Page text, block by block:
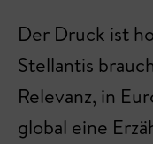
Der Druck ist
Stellantis
Relevanz, in
global eine